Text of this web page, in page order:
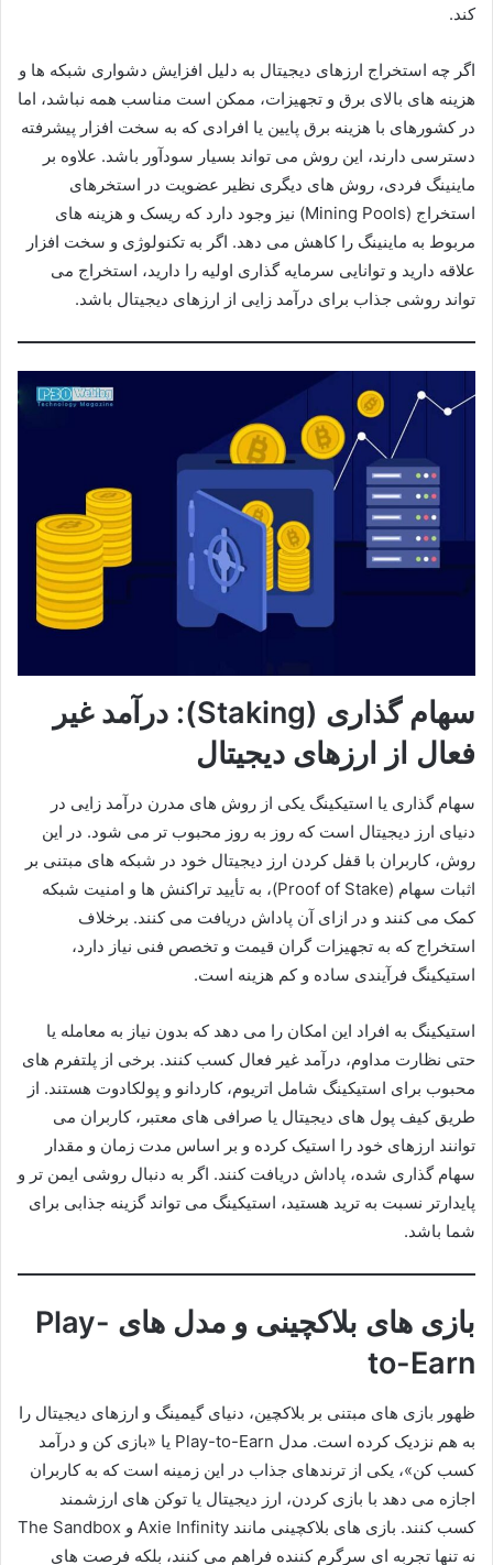
کند.
اگر چه استخراج ارزهای دیجیتال به دلیل افزایش دشواری شبکه ها و
هزینه های بالای برق و تجهیزات، ممکن است مناسب همه نباشد، اما
در کشورهای با هزینه برق پایین یا افرادی که به سخت افزار پیشرفته
دسترسی دارند، این روش می تواند بسیار سودآور باشد. علاوه بر
ماینینگ فردی، روش های دیگری نظیر عضویت در استخرهای
استخراج (Mining Pools) نیز وجود دارد که ریسک و هزینه های
مربوط به ماینینگ را کاهش می دهد. اگر به تکنولوژی و سخت افزار
علاقه دارید و توانایی سرمایه گذاری اولیه را دارید، استخراج می
تواند روشی جذاب برای درآمد زایی از ارزهای دیجیتال باشد.
سهام گذاری (Staking): درآمد غیر
فعال از ارزهای دیجیتال
سهام گذاری یا استیکینگ یکی از روش های مدرن درآمد زایی در
دنیای ارز دیجیتال است که روز به روز محبوب تر می شود. در این
روش، کاربران با قفل کردن ارز دیجیتال خود در شبکه های مبتنی بر
اثبات سهام (Proof of Stake)، به تأیید تراکنش ها و امنیت شبکه
کمک می کنند و در ازای آن پاداش دریافت می کنند. برخلاف
استخراج که به تجهیزات گران قیمت و تخصص فنی نیاز دارد،
استیکینگ فرآیندی ساده و کم هزینه است.
استیکینگ به افراد این امکان را می دهد که بدون نیاز به معامله یا
حتی نظارت مداوم، درآمد غیر فعال کسب کنند. برخی از پلتفرم های
محبوب برای استیکینگ شامل اتریوم، کاردانو و پولکادوت هستند. از
طریق کیف پول های دیجیتال یا صرافی های معتبر، کاربران می
توانند ارزهای خود را استیک کرده و بر اساس مدت زمان و مقدار
سهام گذاری شده، پاداش دریافت کنند. اگر به دنبال روشی ایمن تر و
پایدارتر نسبت به ترید هستید، استیکینگ می تواند گزینه جذابی برای
شما باشد.
بازی های بلاکچینی و مدل های Play-
to-Earn
ظهور بازی های مبتنی بر بلاکچین، دنیای گیمینگ و ارزهای دیجیتال را
به هم نزدیک کرده است. مدل Play-to-Earn یا «بازی کن و درآمد
کسب کن»، یکی از ترندهای جذاب در این زمینه است که به کاربران
اجازه می دهد با بازی کردن، ارز دیجیتال یا توکن های ارزشمند
کسب کنند. بازی های بلاکچینی مانند Axie Infinity و The Sandbox
نه تنها تجربه ای سرگرم کننده فراهم می کنند، بلکه فرصت های